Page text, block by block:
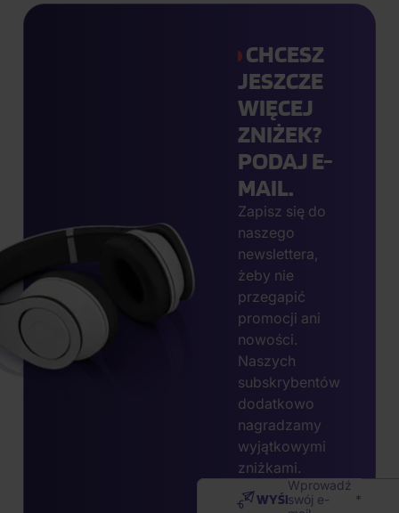
CHCESZ
JESZCZE
WIĘCEJ
ZNIŻEK?
PODAJ E-
MAIL.
Zapisz się do
naszego
newslettera,
żeby nie
przegapić
promocji ani
nowości.
Naszych
subskrybentów
dodatkowo
nagradzamy
wyjątkowymi
zniżkami.
Wprowadź
swój e-
WYŚLIJ